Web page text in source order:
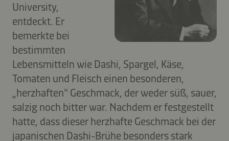
University,
entdeckt. Er
bemerkte bei
bestimmten
Lebensmitteln wie Dashi, Spargel, Käse,
Tomaten und Fleisch einen besonderen,
„herzhaften" Geschmack, der weder süß, sauer,
salzig noch bitter war. Nachdem er festgestellt
hatte, dass dieser herzhafte Geschmack bei der
japanischen Dashi-Brühe besonders stark